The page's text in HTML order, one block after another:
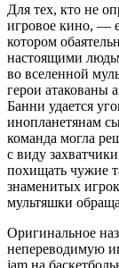
Для тех, кто не
игровое кино, —
котором
настоящими
во вселенной
герои атакованы
Банни удается
инопланетянам
команда могла
с виду
похищать чужие
знаменитых
мультяшки
Оригинальное
непереводимую
jam на